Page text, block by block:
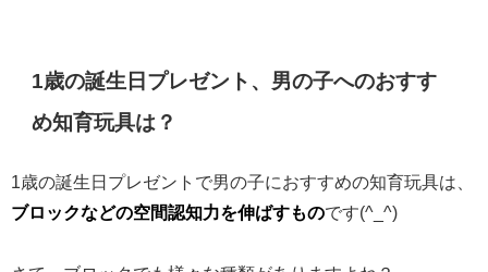
1歳の誕生日プレゼント、男の子へのおすす
め知育玩具は？
1歳の誕生日プレゼントで男の子におすすめの知育玩具は、
ブロックなどの空間認知力を伸ばすものです(^_^)